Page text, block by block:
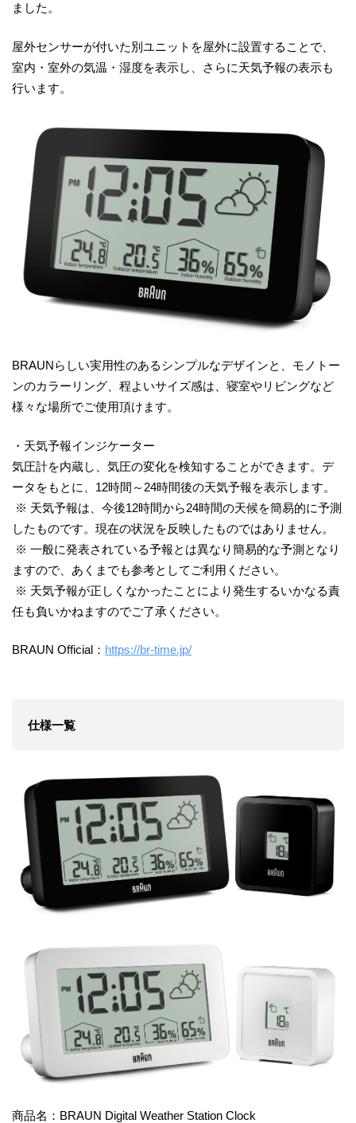
ました。
屋外センサーが付いた別ユニットを屋外に設置することで、
室内・室外の気温・湿度を表示し、さらに天気予報の表示も
行います。
BRAUNらしい実用性のあるシンプルなデザインと、モノトー
ンのカラーリング、程よいサイズ感は、寝室やリビングなど
様々な場所でご使用頂けます。
・天気予報インジケーター
気圧計を内蔵し、気圧の変化を検知することができます。デ
ータをもとに、12時間～24時間後の天気予報を表示します。
※ 天気予報は、今後12時間から24時間の天候を簡易的に予測
したものです。現在の状況を反映したものではありません。
※ 一般に発表されている予報とは異なり簡易的な予測となり
ますので、あくまでも参考としてご利用ください。
※ 天気予報が正しくなかったことにより発生するいかなる責
任も負いかねますのでご了承ください。
BRAUN Official： https://br-time.jp/
仕様一覧
商品名：BRAUN Digital Weather Station Clock